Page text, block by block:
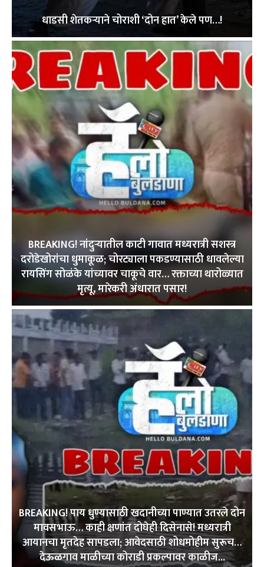
धाडसी शेतकऱ्याने चोराशी ‘दोन हात’ केले पण…!
BREAKING! नांदुऱ्यातील काटी गावात मध्यरात्री सशस्त्र
दरोडेखोरांचा धुमाकूळ; चोरट्याला पकडण्यासाठी धावलेल्या
रायसिंग सोळंके यांच्यावर चाकूचे वार… रक्ताच्या थारोळ्यात
मृत्यू, मारेकरी अंधारात पसार!
BREAKING! पाय धुण्यासाठी खदानीच्या पाण्यात उतरले दोन
मावसभाऊ… काही क्षणांत दोघेही दिसेनासे! मध्यरात्री
आयानचा मृतदेह सापडला; आवेदसाठी शोधमोहीम सुरूच…
देऊळगाव माळीच्या कोराडी प्रकल्पावर काळीज...